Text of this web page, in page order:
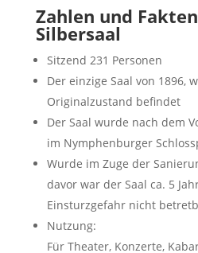
Zahlen und
Silbersaal
Sitzend 231 Personen
Der einzige Saal von 1896,
Originalzustand befindet
Der Saal wurde nach dem
im Nymphenburger
Wurde im Zuge der
davor war der Saal ca. 5
Einsturzgefahr nicht
Nutzung:
Für Theater, Konzerte,